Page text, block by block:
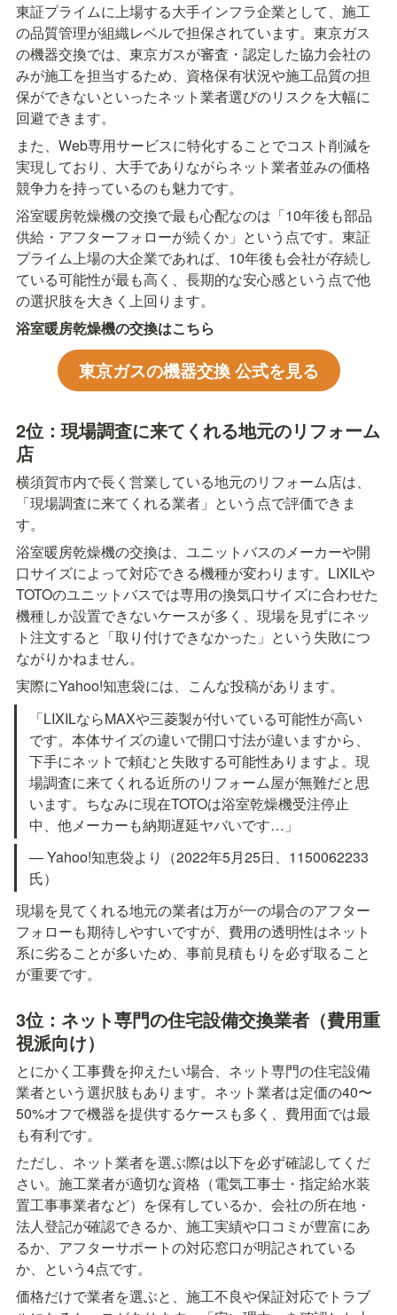
東証プライムに上場する大手インフラ企業として、施工
の品質管理が組織レベルで担保されています。東京ガス
の機器交換では、東京ガスが審査・認定した協力会社の
みが施工を担当するため、資格保有状況や施工品質の担
保ができないといったネット業者選びのリスクを大幅に
回避できます。
また、Web専用サービスに特化することでコスト削減を
実現しており、大手でありながらネット業者並みの価格
競争力を持っているのも魅力です。
浴室暖房乾燥機の交換で最も心配なのは「10年後も部品
供給・アフターフォローが続くか」という点です。東証
プライム上場の大企業であれば、10年後も会社が存続し
ている可能性が最も高く、長期的な安心感という点で他
の選択肢を大きく上回ります。
浴室暖房乾燥機の交換はこちら
東京ガスの機器交換 公式を見る
2位：現場調査に来てくれる地元のリフォーム
店
横須賀市内で長く営業している地元のリフォーム店は、
「現場調査に来てくれる業者」という点で評価できま
す。
浴室暖房乾燥機の交換は、ユニットバスのメーカーや開
口サイズによって対応できる機種が変わります。LIXILや
TOTOのユニットバスでは専用の換気口サイズに合わせた
機種しか設置できないケースが多く、現場を見ずにネッ
ト注文すると「取り付けできなかった」という失敗につ
ながりかねません。
実際にYahoo!知恵袋には、こんな投稿があります。
「LIXILならMAXや三菱製が付いている可能性が高い
です。本体サイズの違いで開口寸法が違いますから、
下手にネットで頼むと失敗する可能性ありますよ。現
場調査に来てくれる近所のリフォーム屋が無難だと思
います。ちなみに現在TOTOは浴室乾燥機受注停止
中、他メーカーも納期遅延ヤバいです…」
— Yahoo!知恵袋より（2022年5月25日、1150062233
氏）
現場を見てくれる地元の業者は万が一の場合のアフター
フォローも期待しやすいですが、費用の透明性はネット
系に劣ることが多いため、事前見積もりを必ず取ること
が重要です。
3位：ネット専門の住宅設備交換業者（費用重
視派向け）
とにかく工事費を抑えたい場合、ネット専門の住宅設備
業者という選択肢もあります。ネット業者は定価の40〜
50%オフで機器を提供するケースも多く、費用面では最
も有利です。
ただし、ネット業者を選ぶ際は以下を必ず確認してくだ
さい。施工業者が適切な資格（電気工事士・指定給水装
置工事事業者など）を保有しているか、会社の所在地・
法人登記が確認できるか、施工実績や口コミが豊富にあ
るか、アフターサポートの対応窓口が明記されている
か、という4点です。
価格だけで業者を選ぶと、施工不良や保証対応でトラブ